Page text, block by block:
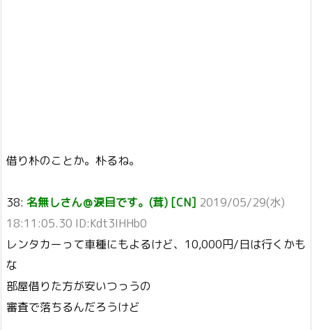
借り朴のことか。朴るね。
38: 名無しさん＠涙目です。(茸) [CN] 2019/05/29(水)
18:11:05.30 ID:Kdt3IHHb0
レンタカーって車種にもよるけど、10,000円/日は行くかも
な
部屋借りた方が安いつっうの
審査で落ちるんだろうけど